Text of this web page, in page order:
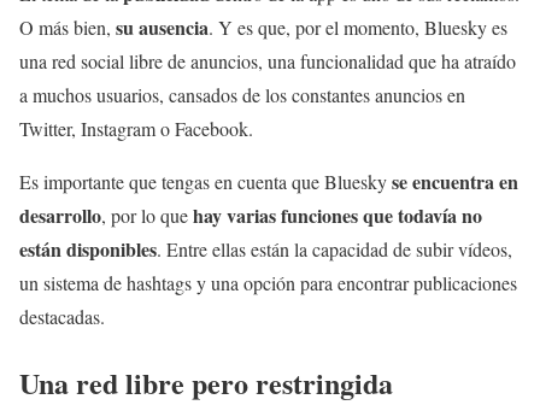
O más bien, su ausencia. Y es que, por el momento, Bluesky es
una red social libre de anuncios, una funcionalidad que ha atraído
a muchos usuarios, cansados de los constantes anuncios en
Twitter, Instagram o Facebook.
Es importante que tengas en cuenta que Blueskyse encuentra en
desarrollo, por lo quehay varias funciones que todavía no
están disponibles. Entre ellas están la capacidad de subir vídeos,
un sistema de hashtags y una opción para encontrar publicaciones
destacadas.
Una red libre pero restringida